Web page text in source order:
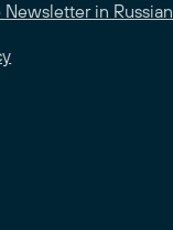
in Russian